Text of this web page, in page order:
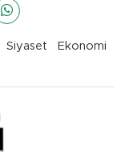
Siyaset
Ekonomi